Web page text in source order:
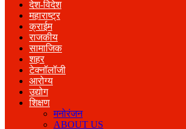
देश-विदेश
महाराष्ट्र
क्राईम
राजकीय
सामाजिक
शहर
टेक्नॉलॉजी
आरोग्य
उद्योग
शिक्षण
मनोरंजन
ABOUT US